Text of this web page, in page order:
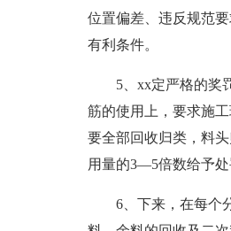
位置偏差、违反规范
有利条件。
5、xx定严格的奖
筋的使用上，要求施
要全部回收归类，料
用量的3—5倍数给予
6、下来，在每个